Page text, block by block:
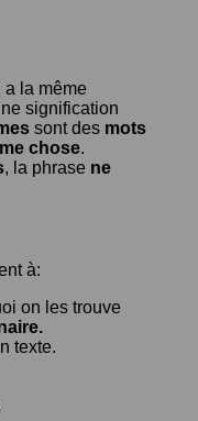
a la même
signification
sont des mots
chose.
, la phrase ne
à:
on les trouve
texte.